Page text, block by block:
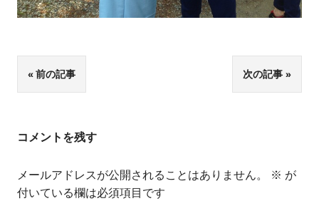
投
稿
ナ
ビ
前の記事 次の記事
コメントを残す
メールアドレスが公開されることはありません。 ※ が
付いている欄は必須項目です